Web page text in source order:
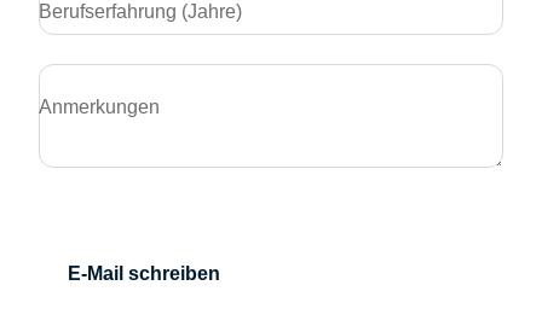
Berufserfahrung (Jahre)
Anmerkungen
E-Mail schreiben